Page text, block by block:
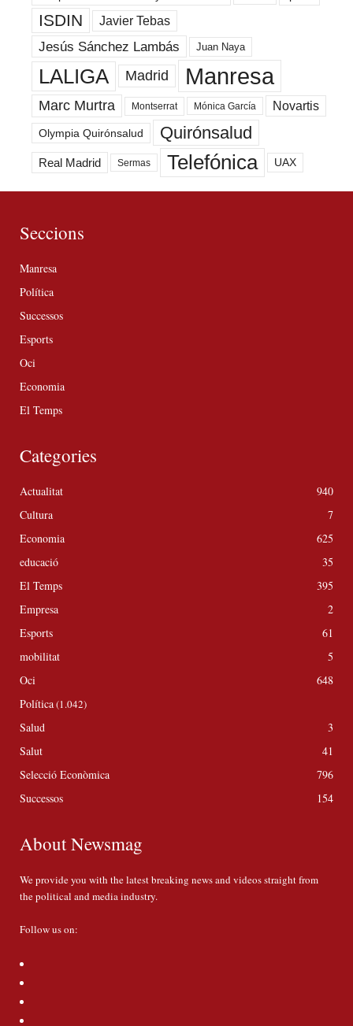
ISDIN Javier Tebas
Jesús Sánchez Lambás Juan Naya
LALIGA Madrid Manresa
Marc Murtra Montserrat Mónica García Novartis
Olympia Quirónsalud Quirónsalud
Real Madrid Sermas Telefónica UAX
Seccions
Manresa
Política
Successos
Esports
Oci
Economia
El Temps
Categories
Actualitat
940
Cultura
7
Economia
625
educació
35
El Temps
395
Empresa
2
Esports
61
mobilitat
5
Oci
648
Política(1.042)
Salud
3
Salut
41
Selecció Econòmica
796
Successos
154
About Newsmag
We provide you with the latest breaking news and videos straight from
the political and media industry.
Follow us on: